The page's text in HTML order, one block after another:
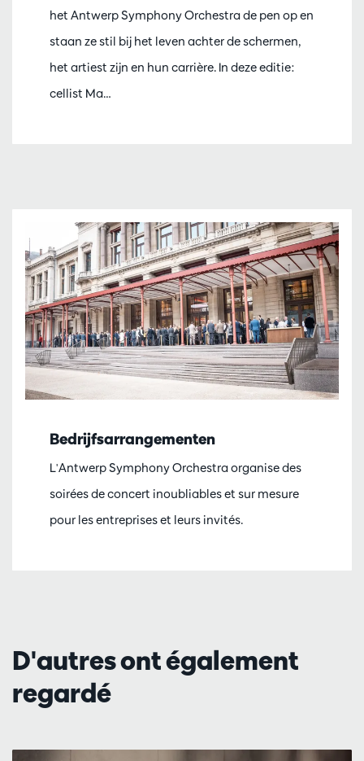
het Antwerp Symphony Orchestra de pen op en
staan ze stil bij het leven achter de schermen,
het artiest zijn en hun carrière. In deze editie:
cellist Ma…
Bedrijfsarrangementen
L'Antwerp Symphony Orchestra organise des
soirées de concert inoubliables et sur mesure
pour les entreprises et leurs invités.
D'autres ont également
regardé